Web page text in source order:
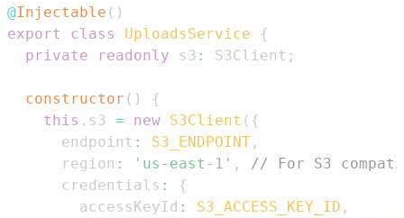
@Injectable ( )
export
class UploadsService
{
private
readonly s3 : S3Client ;
constructor ( )
{
this . s3 = new S3Client ( {
      endpoint
: S3_ENDPOINT ,
      region
: 'us-east-1' ,
// For S3
      credentials
:
{
        accessKeyId
: S3_ACCESS_KEY_ID ,